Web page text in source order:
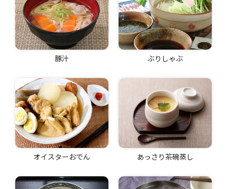
豚汁 ぶりしゃぶ
オイスターおでん あっさり茶碗蒸し